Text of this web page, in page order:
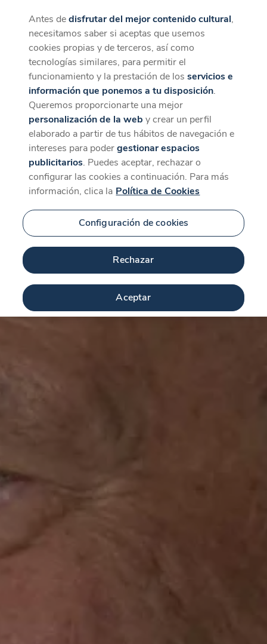
CaixaForum+
La mejor experiencia desde la App
Descargar
Antes dedisfrutar del mejor contenido cultural,
necesitamos saber si aceptas que usemos
cookies propias y de terceros, así como
tecnologías similares, para permitir el
funcionamiento y la prestación de losservicios e
información que ponemos a tu disposición.
Queremos proporcionarte una mejor
personalización de la web y crear un perfil
elaborado a partir de tus hábitos de navegación e
intereses para podergestionar espacios
publicitarios. Puedes aceptar, rechazar o
configurar las cookies a continuación. Para más
información, clica la Política de Cookies
Configuración de cookies
Rechazar
Aceptar